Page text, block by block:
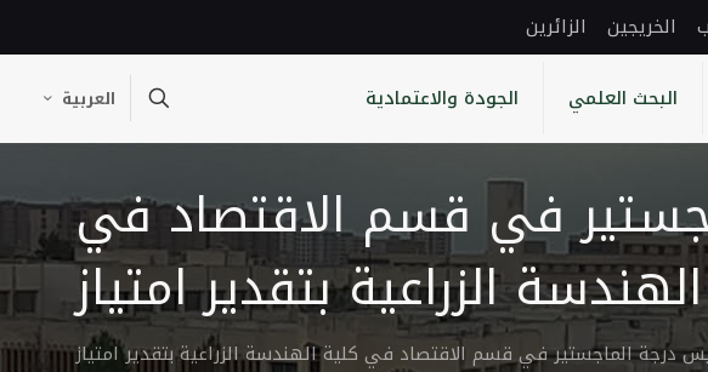
الخريجين الزائرين
البحث العلمي الجودة والاعتمادية العربية
في قسم الاقتصاد في
الزراعية بتقدير امتياز
درجة الماجستير في قسم الاقتصاد في كلية الهندسة الزراعية بتقدير امتياز